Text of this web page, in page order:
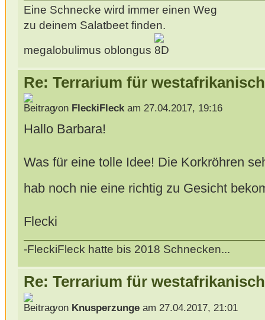
Eine Schnecke wird immer einen Weg
zu deinem Salatbeet finden.
megalobulimus oblongus
Re: Terrarium für
von FleckiFleckam 27.04.2017, 19:16
Hallo Barbara!
Was für eine tolle Idee! Die Korkröhren
hab noch nie eine richtig zu Gesicht
Flecki
-FleckiFleck hatte bis 2018 Schnecken...
Re: Terrarium für
von Knusperzungeam 27.04.2017, 21:01